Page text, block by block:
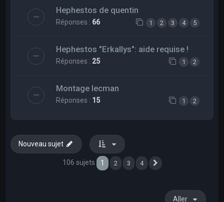
Hephestos de quentin
Réponses : 66 1 2 3 4 5
Hephestos "Erkallys": aide requise !
Réponses : 25 1 2
Montage lecman
Réponses : 15 1 2
Nouveau sujet
106 sujets 1 2 3 4
Aller